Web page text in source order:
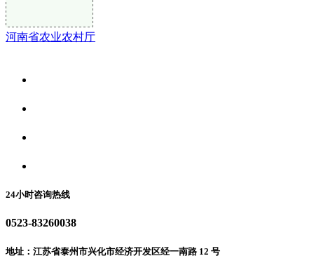
河南省农业农村厅
24小时咨询热线
0523-83260038
地址：江苏省泰州市兴化市经济开发区经一南路 12 号